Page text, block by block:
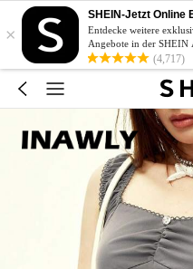
×
SHEIN-Jetzt Online
Entdecke weitere
Angebote in der SHEIN
(4,717)